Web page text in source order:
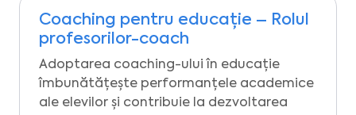
Coaching pentru educație – Rolul
profesorilor-coach
Adoptarea coaching-ului în educație
îmbunătățește performanțele academice
ale elevilor și contribuie la dezvoltarea